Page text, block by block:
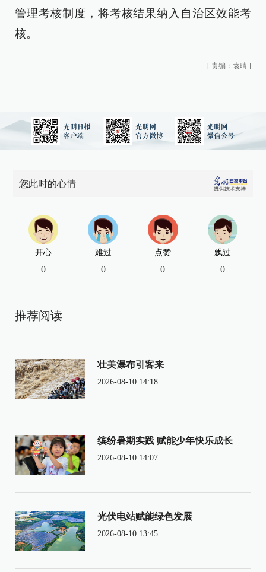
管理考核制度，将考核结果纳入自治区效能考
核。
[ 责编：袁晴 ]
您此时的心情
开心
0
难过
0
点赞
0
飘过
0
推荐阅读
壮美瀑布引客来
2026-08-10 14:18
缤纷暑期实践 赋能少年快乐成长
2026-08-10 14:07
光伏电站赋能绿色发展
2026-08-10 13:45